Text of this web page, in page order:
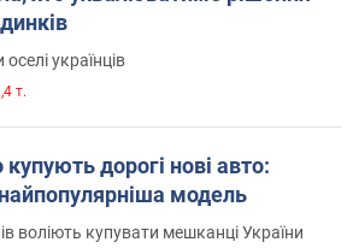
українців
т.
дорогі нові авто:
модель
воліють купувати мешканці України